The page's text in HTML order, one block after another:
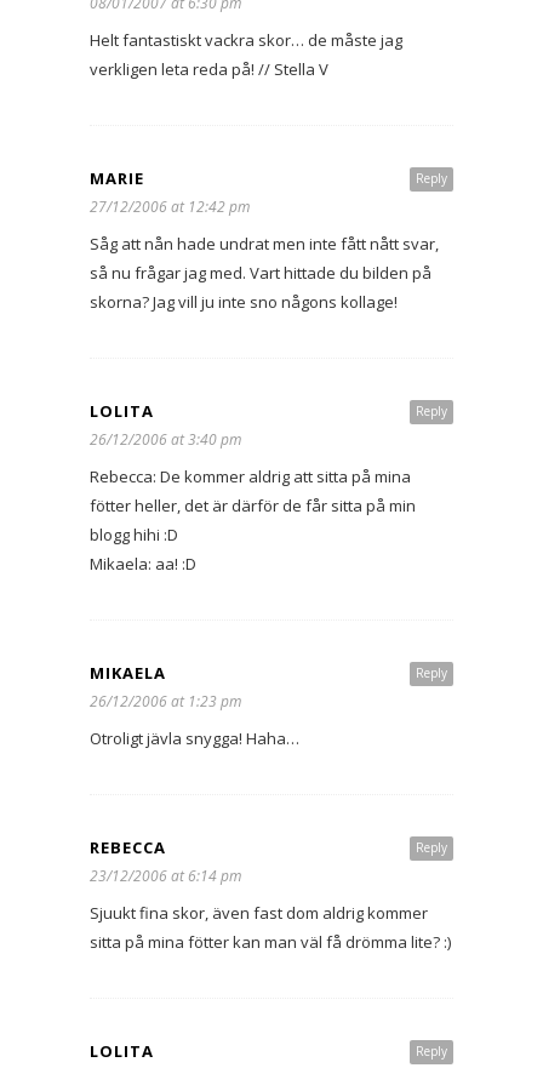
Helt fantastiskt vackra skor… de måste jag
verkligen leta reda på! // Stella V
Reply
MARIE
27/12/2006 at 12:42 pm
Såg att nån hade undrat men inte fått nått svar,
så nu frågar jag med. Vart hittade du bilden på
skorna? Jag vill ju inte sno någons kollage!
Reply
LOLITA
26/12/2006 at 3:40 pm
Rebecca: De kommer aldrig att sitta på mina
fötter heller, det är därför de får sitta på min
blogg hihi :D
Mikaela: aa! :D
Reply
MIKAELA
26/12/2006 at 1:23 pm
Otroligt jävla snygga! Haha…
Reply
REBECCA
23/12/2006 at 6:14 pm
Sjuukt fina skor, även fast dom aldrig kommer
sitta på mina fötter kan man väl få drömma lite? :)
Reply
LOLITA